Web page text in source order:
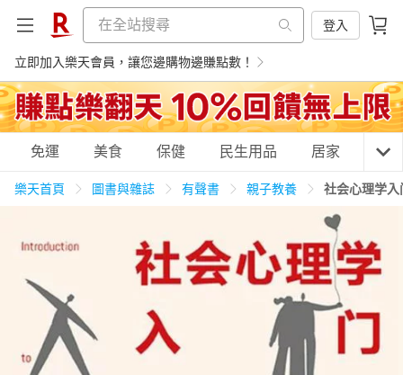
登入
立即加入樂天會員，讓您邊購物邊賺點數！
購物網分類
天天免運 美食蛋糕 養生保健 民生用品
居家生活 3C家電 親子玩具
免運 美食 保健 民生用品 居家 3C
樂天首頁 圖書與雜誌 有聲書 親子教養 社会心理学